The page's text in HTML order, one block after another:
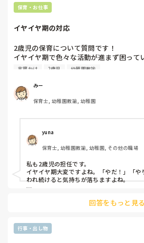
毎月折っていると、苦手な子も分かってく
なに時間もかからず、進められました。
保育・お仕事
イヤイヤ期の対応
2歳児の保育について質問です！
イヤイヤ期で色々な活動が進まず困って
毎日悩んでいます。
みなさんはどんな声かけを意識されてい
教えていただきたいです！
言葉かけ 2歳児 幼稚園教諭
みー
保育士, 幼稚園教諭, 幼稚園
yuna
保育士, 幼稚園教諭, 幼稚園, その他の職場
私も2歳児の担任です。
イヤイヤ期大変ですよね。「やだ！」「
われ続けると気持ちが落ちますよね。
話が進むことがあります）
回答をもっと見る
行事・出し物